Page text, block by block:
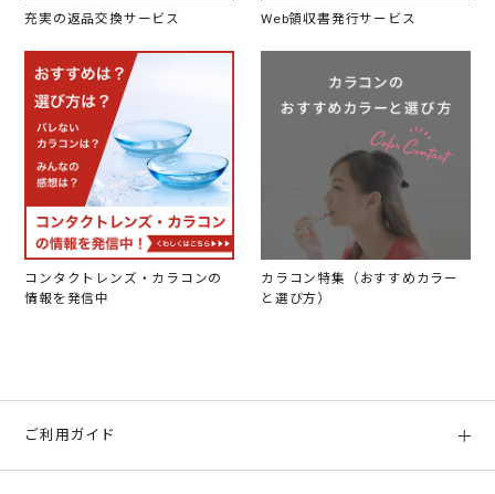
充実の返品交換サービス Web領収書発行サービス
コンタクトレンズ・カラコンの
情報を発信中
カラコン特集（おすすめカラー
と選び方）
ご利用ガイド